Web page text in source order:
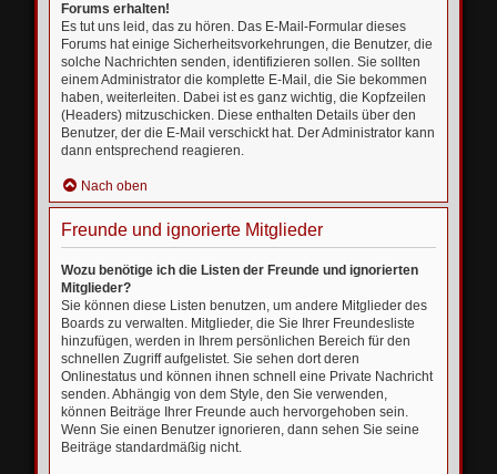
Forums erhalten!
Es tut uns leid, das zu hören. Das E-Mail-Formular dieses
Forums hat einige Sicherheitsvorkehrungen, die Benutzer, die
solche Nachrichten senden, identifizieren sollen. Sie sollten
einem Administrator die komplette E-Mail, die Sie bekommen
haben, weiterleiten. Dabei ist es ganz wichtig, die Kopfzeilen
(Headers) mitzuschicken. Diese enthalten Details über den
Benutzer, der die E-Mail verschickt hat. Der Administrator kann
dann entsprechend reagieren.
Nach oben
Freunde und ignorierte Mitglieder
Wozu benötige ich die Listen der Freunde und ignorierten
Mitglieder?
Sie können diese Listen benutzen, um andere Mitglieder des
Boards zu verwalten. Mitglieder, die Sie Ihrer Freundesliste
hinzufügen, werden in Ihrem persönlichen Bereich für den
schnellen Zugriff aufgelistet. Sie sehen dort deren
Onlinestatus und können ihnen schnell eine Private Nachricht
senden. Abhängig von dem Style, den Sie verwenden,
können Beiträge Ihrer Freunde auch hervorgehoben sein.
Wenn Sie einen Benutzer ignorieren, dann sehen Sie seine
Beiträge standardmäßig nicht.